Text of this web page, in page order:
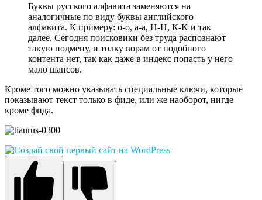
Буквы русского алфавита заменяются на
аналогичные по виду буквы английского
алфавита. К примеру: о-o, а-a, Н-H, К-K и так
далее. Сегодня поисковики без труда распознают
такую подмену, и толку ворам от подобного
контента нет, так как даже в индекс попасть у него
мало шансов.
Кроме того можно указывать специальные ключи, которые
показывают текст только в фиде, или же наоборот, нигде
кроме фида.